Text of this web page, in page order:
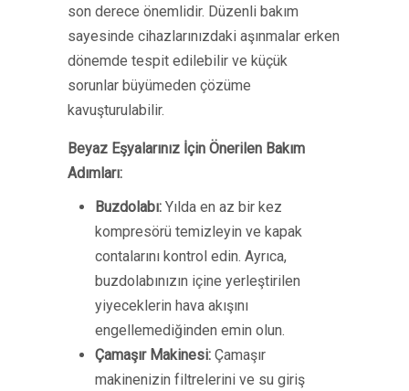
son derece önemlidir. Düzenli bakım
sayesinde cihazlarınızdaki aşınmalar erken
dönemde tespit edilebilir ve küçük
sorunlar büyümeden çözüme
kavuşturulabilir.
Beyaz Eşyalarınız İçin Önerilen Bakım
Adımları:
Buzdolabı: Yılda en az bir kez
kompresörü temizleyin ve kapak
contalarını kontrol edin. Ayrıca,
buzdolabınızın içine yerleştirilen
yiyeceklerin hava akışını
engellemediğinden emin olun.
Çamaşır Makinesi: Çamaşır
makinenizin filtrelerini ve su giriş